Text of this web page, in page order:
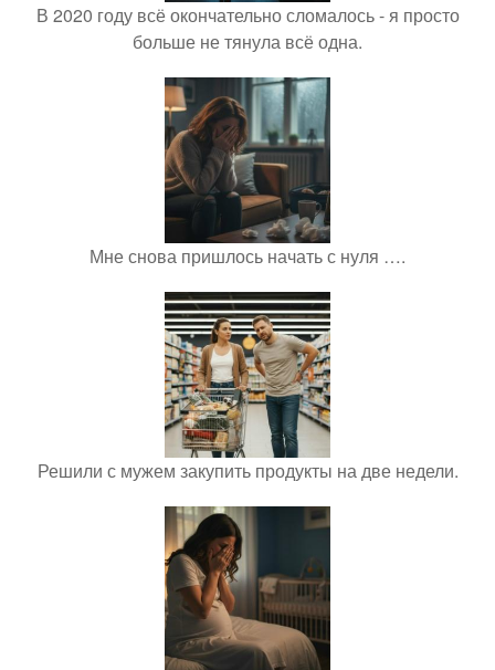
В 2020 году всё окончательно сломалось - я просто
больше не тянула всё одна.
Мне снова пришлось начать с нуля ….
Решили с мужем закупить продукты на две недели.